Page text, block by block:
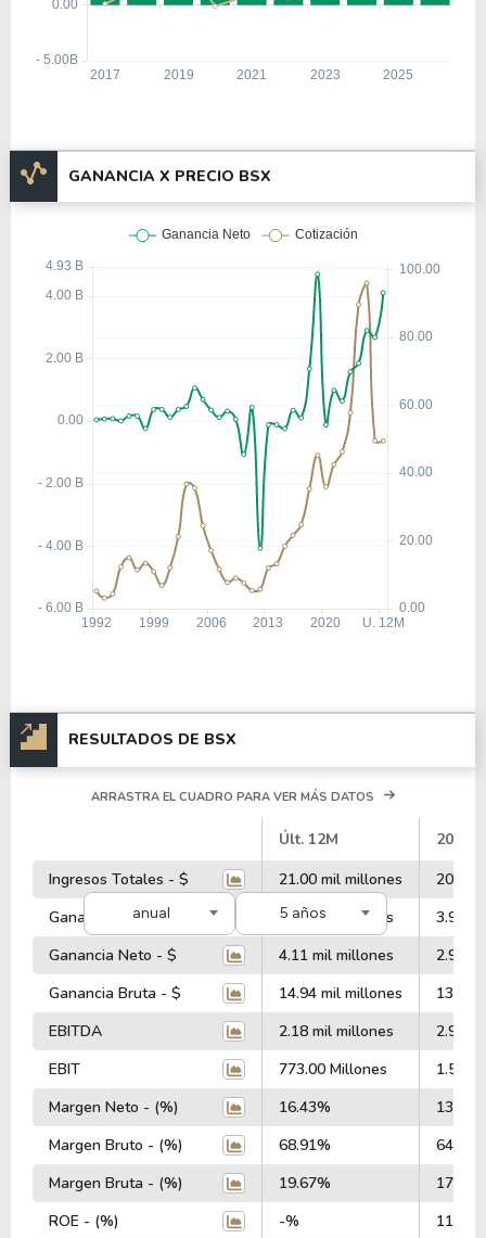
GANANCIA X PRECIO BSX
RESULTADOS DE BSX
anual 5 años
ARRASTRA EL CUADRO PARA VER MÁS DATOS
Últ. 12M
2025
Ingresos Totales - $
21.00 mil millones
20.08
Ganancia Operativa - $
4.51 mil millones
3.97
Ganancia Neto - $
4.11 mil millones
2.90
Ganancia Bruta - $
14.94 mil millones
13.85
EBITDA
2.18 mil millones
2.95
EBIT
773.00 Millones
1.58
Margen Neto - (%)
16.43%
Margen Bruto - (%)
68.91%
Margen Bruta - (%)
19.67%
ROE - (%)
-%